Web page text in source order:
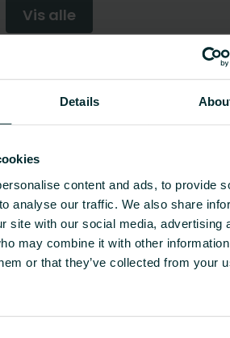
Details
content and ads, to provide
analyse our traffic. We also share
site with our social media, advertising
may combine it with other
or that they’ve collected from your
Vis alle
Varebeskrivelse
CO2/Kg
-
10.48
-
- 12.34 -
Vido Vertikal kåpa
(vit) VSI 7-2p
7.9 -